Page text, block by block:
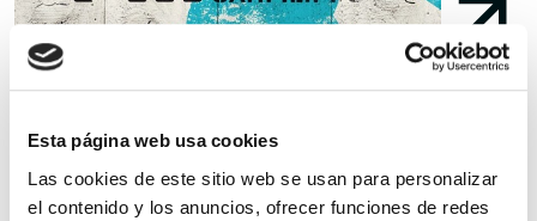
Esta página web usa cookies
Las cookies de este sitio web se usan para personalizar
el contenido y los anuncios, ofrecer funciones de redes